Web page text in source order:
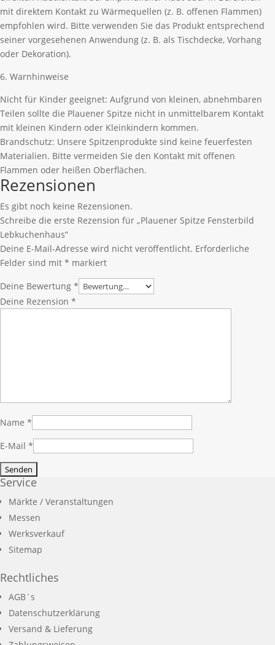
mit direktem Kontakt zu Wärmequellen (z. B. offenen Flammen)
empfohlen wird. Bitte verwenden Sie das Produkt entsprechend
seiner vorgesehenen Anwendung (z. B. als Tischdecke, Vorhang
oder Dekoration).
6. Warnhinweise
Nicht für Kinder geeignet: Aufgrund von kleinen, abnehmbaren
Teilen sollte die Plauener Spitze nicht in unmittelbarem Kontakt
mit kleinen Kindern oder Kleinkindern kommen.
Brandschutz: Unsere Spitzenprodukte sind keine feuerfesten
Materialien. Bitte vermeiden Sie den Kontakt mit offenen
Flammen oder heißen Oberflächen.
Rezensionen
Es gibt noch keine Rezensionen.
Schreibe die erste Rezension für „Plauener Spitze Fensterbild
Lebkuchenhaus“
Deine E-Mail-Adresse wird nicht veröffentlicht. Erforderliche
Felder sind mit * markiert
Deine Bewertung *
Deine Rezension *
Name *
E-Mail *
Service
Märkte / Veranstaltungen
Messen
Werksverkauf
Sitemap
Rechtliches
AGB´s
Datenschutzerklärung
Versand & Lieferung